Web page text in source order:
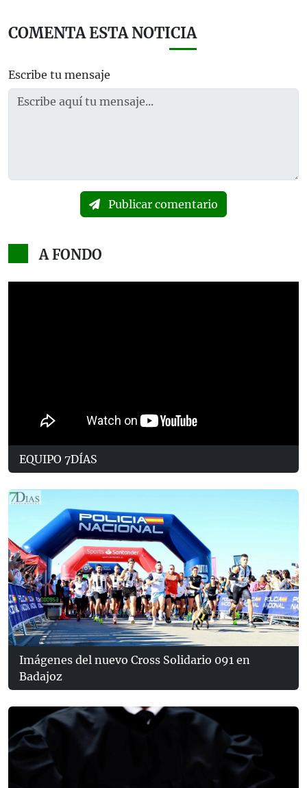
COMENTA ESTA NOTICIA
Escribe tu mensaje
Publicar comentario
A FONDO
EQUIPO 7DÍAS
Imágenes del nuevo Cross Solidario 091 en
Badajoz